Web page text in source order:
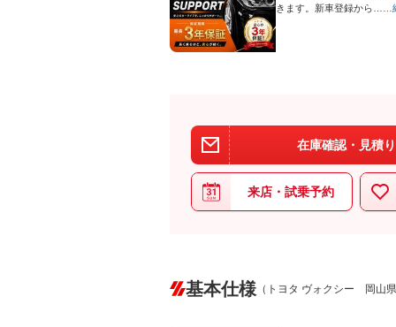
きます。新車登録から…
…
在庫確認・見積
来店・試乗予約
基本仕様 （トヨタ ヴォクシー 岡山